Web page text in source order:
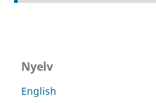
Nyelv
English